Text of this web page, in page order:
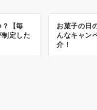
？【毎
定した
お菓子の日
んなキャン
介！